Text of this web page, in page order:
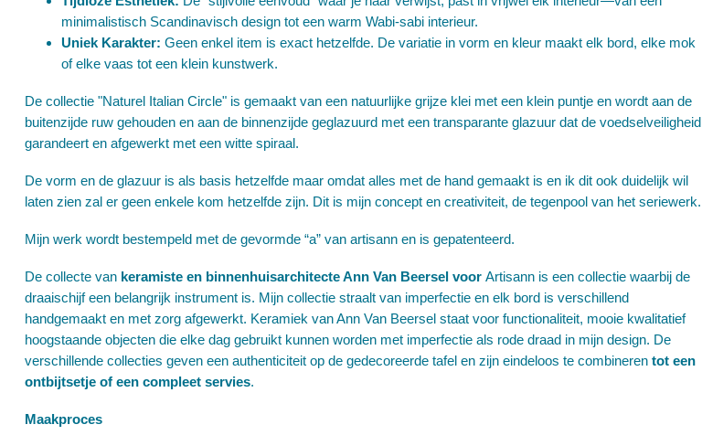
minimalistisch Scandinavisch design tot een warm Wabi-sabi interieur.
Uniek Karakter: Geen enkel item is exact hetzelfde. De variatie in vorm en kleur maakt elk bord, elke mok
of elke vaas tot een klein kunstwerk.
De collectie "Naturel Italian Circle" is gemaakt van een natuurlijke grijze klei met een klein puntje en wordt aan de
buitenzijde ruw gehouden en aan de binnenzijde geglazuurd met een transparante glazuur dat de voedselveiligheid
garandeert en afgewerkt met een witte spiraal.
De vorm en de glazuur is als basis hetzelfde maar omdat alles met de hand gemaakt is en ik dit ook duidelijk wil
laten zien zal er geen enkele kom hetzelfde zijn. Dit is mijn concept en creativiteit, de tegenpool van het seriewerk.
Mijn werk wordt bestempeld met de gevormde “a” van artisann en is gepatenteerd.
De collecte van keramiste en binnenhuisarchitecte Ann Van Beersel voor Artisann is een collectie waarbij de
draaischijf een belangrijk instrument is. Mijn collectie straalt van imperfectie en elk bord is verschillend
handgemaakt en met zorg afgewerkt. Keramiek van Ann Van Beersel staat voor functionaliteit, mooie kwalitatief
hoogstaande objecten die elke dag gebruikt kunnen worden met imperfectie als rode draad in mijn design. De
verschillende collecties geven een authenticiteit op de gedecoreerde tafel en zijn eindeloos te combineren tot een
ontbijtsetje of een compleet servies.
Maakproces